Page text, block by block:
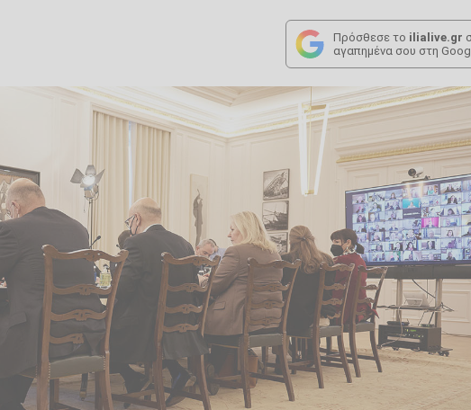
Πρόσθεσε το ilialive.gr
αγαπημένα σου στη